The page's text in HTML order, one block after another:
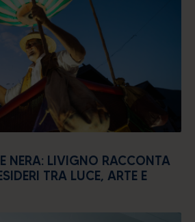
NERA: LIVIGNO RACCONTA
TRA LUCE, ARTE E